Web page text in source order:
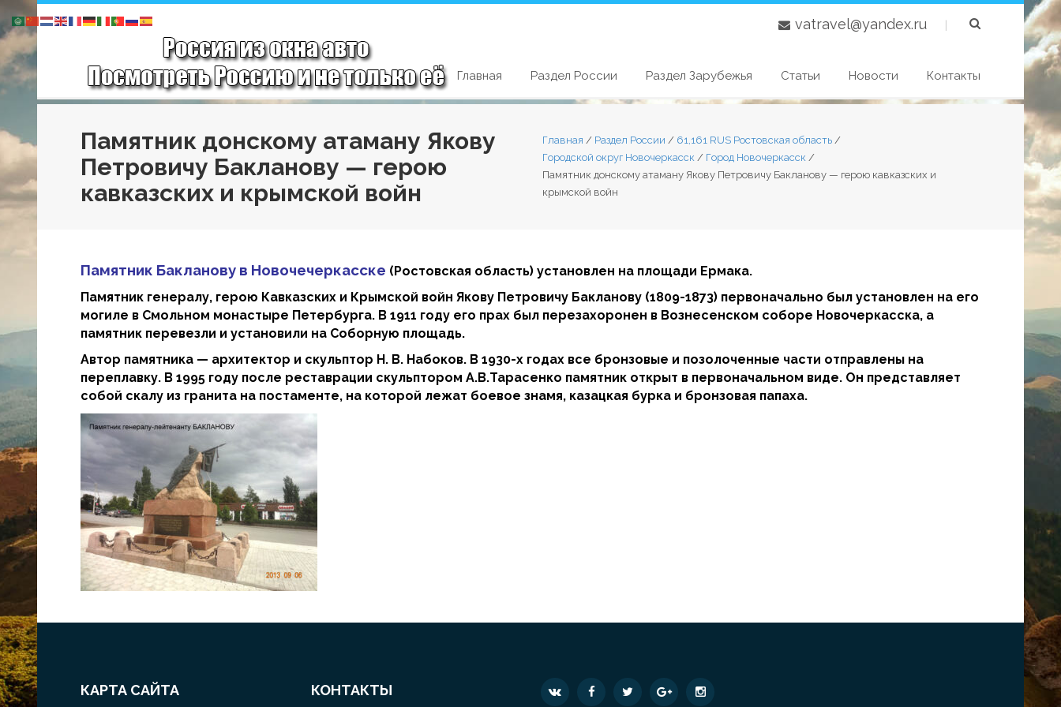
vatravel@yandex.ru |
Главная Раздел России Раздел Зарубежья Статьи Новости Контакты
Памятник донскому атаману Якову
Петровичу Бакланову — герою
кавказских и крымской войн
Главная / Раздел России / 61,161 RUS Ростовская область /
Городской округ Новочеркасск / Город Новочеркасск /
Памятник донскому атаману Якову Петровичу Бакланову — герою кавказских и
крымской войн
Памятник Бакланову в Новочечеркасске (Ростовская область) установлен на площади Ермака.
Памятник генералу, герою Кавказских и Крымской войн Якову Петровичу Бакланову (1809-1873) первоначально был установлен на его
могиле в Смольном монастыре Петербурга. В 1911 году его прах был перезахоронен в Вознесенском соборе Новочеркасска, а
памятник перевезли и установили на Соборную площадь.
Автор памятника — архитектор и скульптор Н. В. Набоков. В 1930-х годах все бронзовые и позолоченные части отправлены на
переплавку. В 1995 году после реставрации скульптором А.В.Тарасенко памятник открыт в первоначальном виде. Он представляет
собой скалу из гранита на постаменте, на которой лежат боевое знамя, казацкая бурка и бронзовая папаха.
КАРТА САЙТА КОНТАКТЫ